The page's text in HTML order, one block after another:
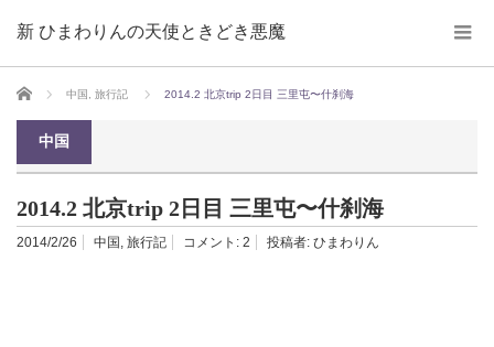
新 ひまわりんの天使ときどき悪魔
ホーム 中国 旅行記 2014.2 北京trip 2日目 三里屯〜什刹海
中国
2014.2 北京trip 2日目 三里屯〜什刹海
2014/2/26 中国 , 旅行記 コメント: 2 投稿者: ひまわりん